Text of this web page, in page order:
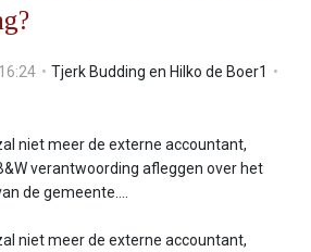
Tjerk Budding en Hilko de Boer1
niet meer de externe accountant,
verantwoording afleggen over het
de gemeente....
niet meer de externe accountant,